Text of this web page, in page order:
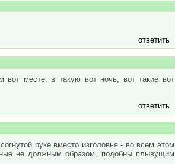
ответить
вот месте, в такую вот ночь, вот такие вот
ответить
руке вместо изголовья - во всем этом
не должным образом, подобны плывущим